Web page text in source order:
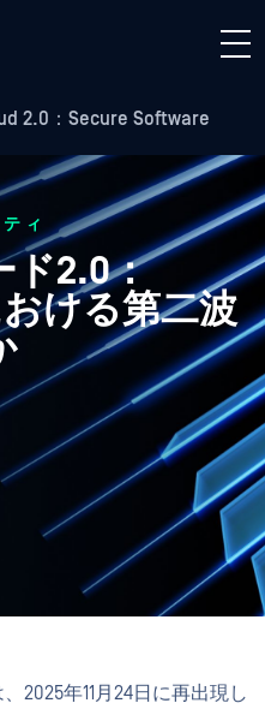
2.0：Secure Software
ィ
ド2.0：
ける第二波
2025年11月24日に再出現し